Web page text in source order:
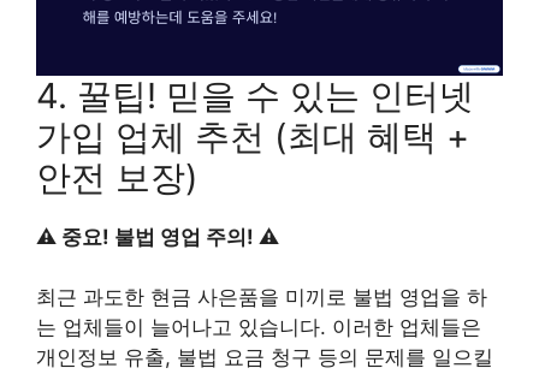
4. 꿀팁! 믿을 수 있는 인터넷
가입 업체 추천 (최대 혜택 +
안전 보장)
⚠️ 중요! 불법 영업 주의! ⚠️
최근 과도한 현금 사은품을 미끼로 불법 영업을 하
는 업체들이 늘어나고 있습니다. 이러한 업체들은
개인정보 유출, 불법 요금 청구 등의 문제를 일으킬